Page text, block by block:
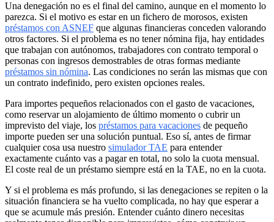
Una denegación no es el final del camino, aunque en el momento lo
parezca. Si el motivo es estar en un fichero de morosos, existen
préstamos con ASNEF que algunas financieras conceden valorando
otros factores. Si el problema es no tener nómina fija, hay entidades
que trabajan con autónomos, trabajadores con contrato temporal o
personas con ingresos demostrables de otras formas mediante
préstamos sin nómina. Las condiciones no serán las mismas que con
un contrato indefinido, pero existen opciones reales.
Para importes pequeños relacionados con el gasto de vacaciones,
como reservar un alojamiento de último momento o cubrir un
imprevisto del viaje, los préstamos para vacaciones de pequeño
importe pueden ser una solución puntual. Eso sí, antes de firmar
cualquier cosa usa nuestro simulador TAE para entender
exactamente cuánto vas a pagar en total, no solo la cuota mensual.
El coste real de un préstamo siempre está en la TAE, no en la cuota.
Y si el problema es más profundo, si las denegaciones se repiten o la
situación financiera se ha vuelto complicada, no hay que esperar a
que se acumule más presión. Entender cuánto dinero necesitas